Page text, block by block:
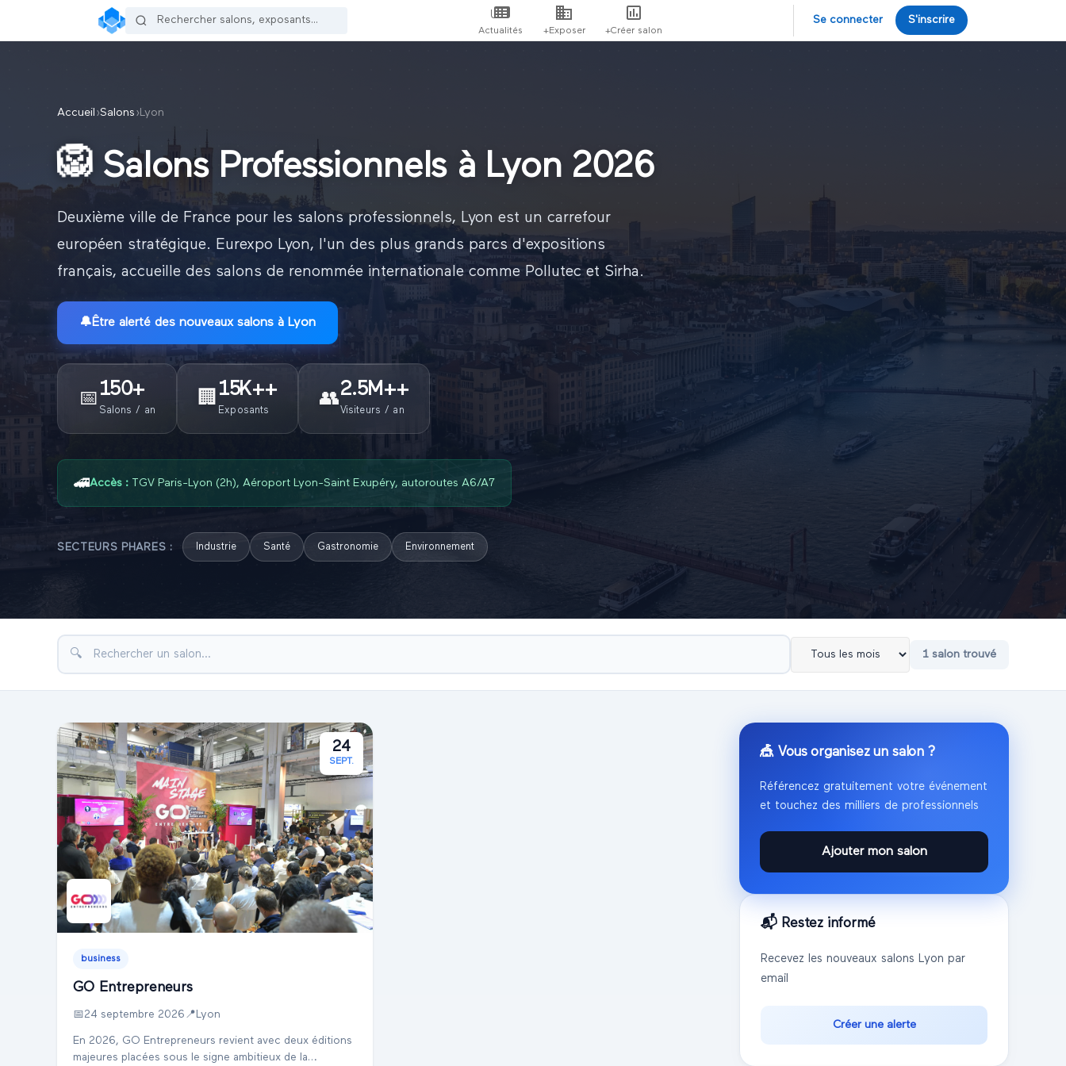
Actualités +Exposer +Créer salon
Se connecter S'inscrire
Accueil ›Salons › Lyon
🦁 Salons Professionnels à Lyon 2026
Deuxième ville de France pour les salons professionnels, Lyon est un carrefour
européen stratégique. Eurexpo Lyon, l'un des plus grands parcs d'expositions
français, accueille des salons de renommée internationale comme Pollutec et Sirha.
🔔Être alerté des nouveaux salons à Lyon
📅150+
Salons / an
🏢 15K++
Exposants
👥2.5M++
Visiteurs / an
🚄Accès : TGV Paris-Lyon (2h), Aéroport Lyon-Saint Exupéry, autoroutes A6/A7
SECTEURS PHARES : Industrie Santé Gastronomie Environnement
🔍 1 salon trouvé
24
SEPT.
business
GO Entrepreneurs
📅 24 septembre 2026 📍 Lyon
En 2026, GO Entrepreneurs revient avec deux éditions
majeures placées sous le signe ambitieux de la
🎪 Vous organisez un salon ?
Référencez gratuitement votre événement
et touchez des milliers de professionnels
Ajouter mon salon
📬 Restez informé
Recevez les nouveaux salons Lyon par
email
Créer une alerte